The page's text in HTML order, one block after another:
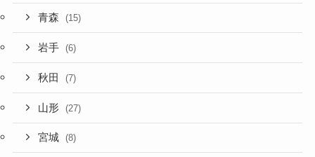
青森 (15)
岩手 (6)
秋田 (7)
山形 (27)
宮城 (8)